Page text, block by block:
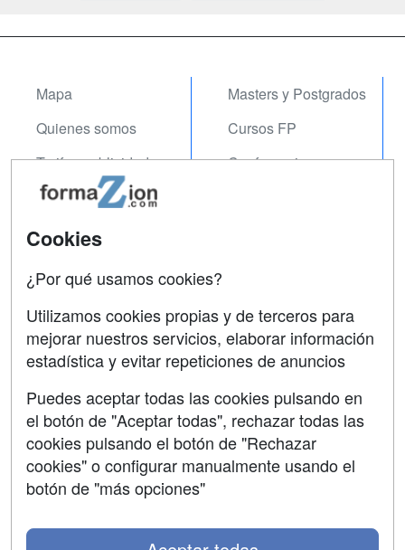
Mapa
Quienes somos
Tarifas publicidad
Acceso Usuarios
Acceso Centros
Masters y Postgrados
Cursos FP
Conferencias
Contactar
Confidencialidad
Aviso legal
Copyleft
Cookies
¿Por qué usamos cookies?
Utilizamos cookies propias y de terceros para
mejorar nuestros servicios, elaborar información
estadística y evitar repeticiones de anuncios
Puedes aceptar todas las cookies pulsando en
el botón de "Aceptar todas", rechazar todas las
cookies pulsando el botón de "Rechazar
cookies" o configurar manualmente usando el
botón de "más opciones"